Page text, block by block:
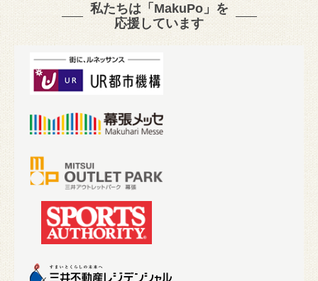
私たちは「MakuPo」を
応援しています